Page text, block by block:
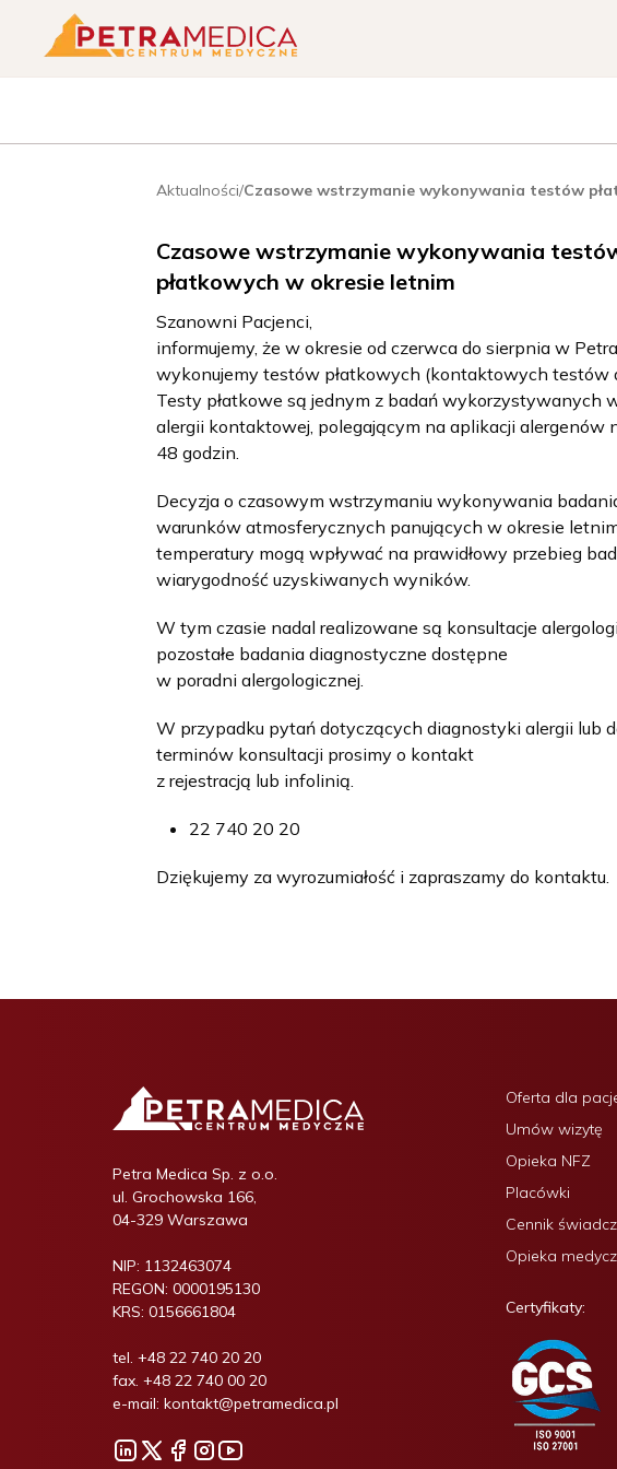
Aktualności/Czasowe wstrzymanie wykonywania testów
Czasowe wstrzymanie wykonywania
płatkowych w okresie letnim
Szanowni Pacjenci,
informujemy, że w okresie od czerwca do sierpnia w
wykonujemy testów płatkowych (kontaktowych testów
Testy płatkowe są jednym z badań wykorzystywanych
alergii kontaktowej, polegającym na aplikacji alergenów
48 godzin.
Decyzja o czasowym wstrzymaniu wykonywania
warunków atmosferycznych panujących w okresie
temperatury mogą wpływać na prawidłowy przebieg
wiarygodność uzyskiwanych wyników.
W tym czasie nadal realizowane są konsultacje
pozostałe badania diagnostyczne dostępne
w poradni alergologicznej.
W przypadku pytań dotyczących diagnostyki alergii lub
terminów konsultacji prosimy o kontakt
z rejestracją lub infolinią.
22 740 20 20
Dziękujemy za wyrozumiałość i zapraszamy do kontaktu.
Petra Medica Sp. z o.o.
ul. Grochowska 166,
04-329 Warszawa
NIP: 1132463074
REGON: 0000195130
KRS: 0156661804
tel. +48 22 740 20 20
fax. +48 22 740 00 20
e-mail: kontakt@petramedica.pl
Oferta dla
Umów wizytę
Opieka NFZ
Placówki
Cennik
Opieka
Certyfikaty: